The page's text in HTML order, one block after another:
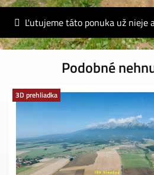
Ľutujeme táto ponuka už nieje
Podobné
3D prehliadka